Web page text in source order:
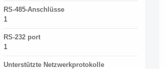
RS-485-Anschlüsse
1
RS-232 port
1
Unterstützte Netzwerkprotokolle